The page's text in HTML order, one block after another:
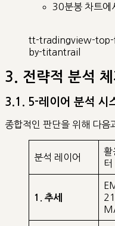
30분봉 차트에
tt-tradingview-top-
by-titantrail
3. 전략적 분석
3.1. 5-레이어 분석 시
종합적인 판단을 위해 다음
분석 레이어
활
터
1. 추세